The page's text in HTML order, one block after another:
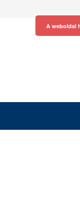
A weboldal